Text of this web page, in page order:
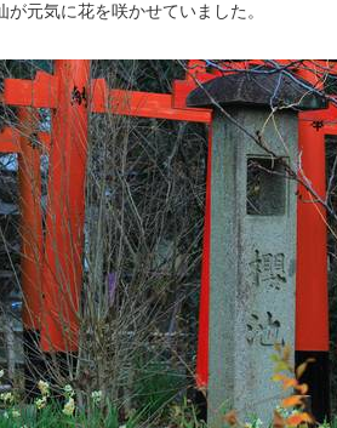
元気に花を咲かせていました。